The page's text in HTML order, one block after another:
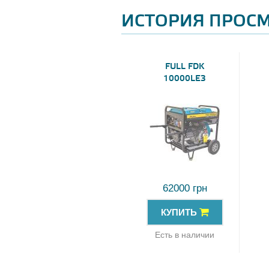
ИСТОРИЯ
FULL FDK
10000LE3
62000 грн
КУПИТЬ
Есть в наличии